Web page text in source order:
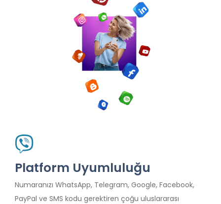
Platform Uyumluluğu
Numaranızı WhatsApp, Telegram, Google, Facebook,
PayPal ve SMS kodu gerektiren çoğu uluslararası